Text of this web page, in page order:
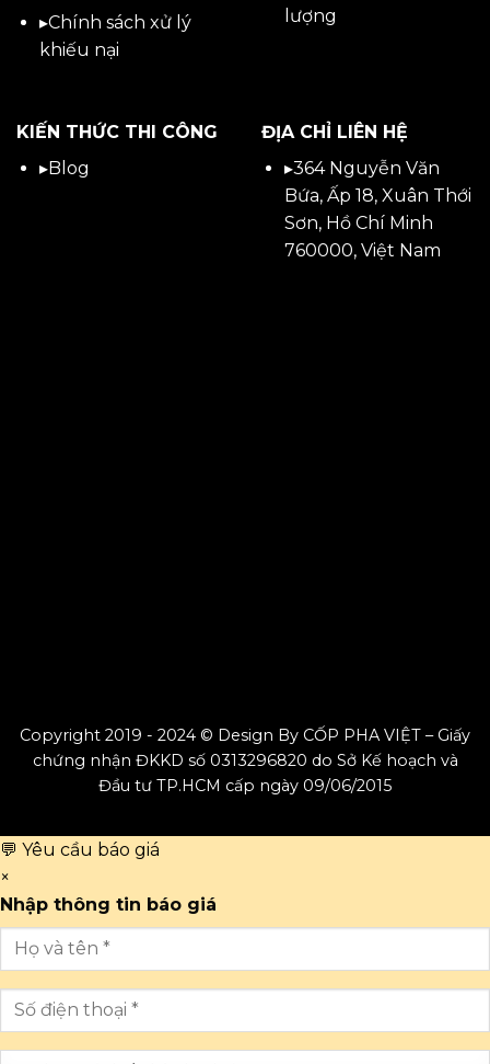
▸Chính sách xử lý
khiếu nại
lượng
KIẾN THỨC THI CÔNG
▸Blog
ĐỊA CHỈ LIÊN HỆ
▸364 Nguyễn Văn
Bứa, Ấp 18, Xuân Thới
Sơn, Hồ Chí Minh
760000, Việt Nam
Copyright 2019 - 2024 © Design By CỐP PHA VIỆT – Giấy
chứng nhận ĐKKD số 0313296820 do Sở Kế hoạch và
Đầu tư TP.HCM cấp ngày 09/06/2015
💬 Yêu cầu báo giá
×
Nhập thông tin báo giá